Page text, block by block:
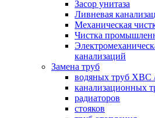
Засор унитаза
Ливневая
Механическая
Чистка
канализаций
Замена труб
водяных труб ХВС
канализационных
радиаторов
стояков